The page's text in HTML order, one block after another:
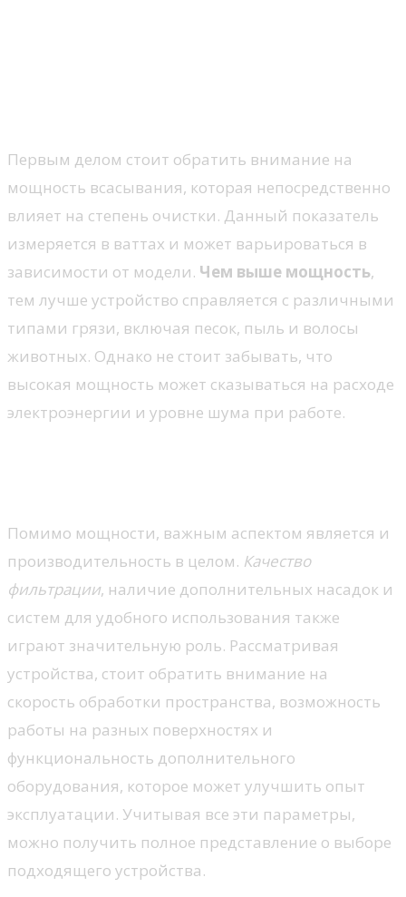
Первым делом стоит обратить внимание на
мощность всасывания, которая непосредственно
влияет на степень очистки. Данный показатель
измеряется в ваттах и может варьироваться в
зависимости от модели. Чем выше мощность,
тем лучше устройство справляется с различными
типами грязи, включая песок, пыль и волосы
животных. Однако не стоит забывать, что
высокая мощность может сказываться на расходе
электроэнергии и уровне шума при работе.
Помимо мощности, важным аспектом является и
производительность в целом. Качество
фильтрации, наличие дополнительных насадок и
систем для удобного использования также
играют значительную роль. Рассматривая
устройства, стоит обратить внимание на
скорость обработки пространства, возможность
работы на разных поверхностях и
функциональность дополнительного
оборудования, которое может улучшить опыт
эксплуатации. Учитывая все эти параметры,
можно получить полное представление о выборе
подходящего устройства.